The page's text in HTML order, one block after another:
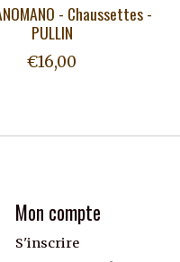
- Chaussettes -
PULLIN
€16,00
Mon compte
S'inscrire